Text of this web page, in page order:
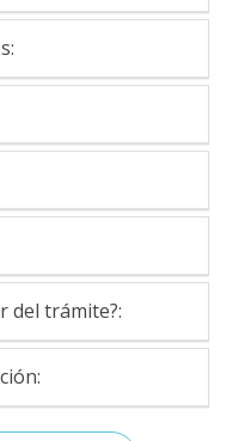
del trámite?: